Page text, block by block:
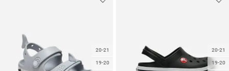
20-21
19-20
20-21
19-20